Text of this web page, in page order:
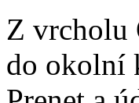
Z vrcholu
do okolní